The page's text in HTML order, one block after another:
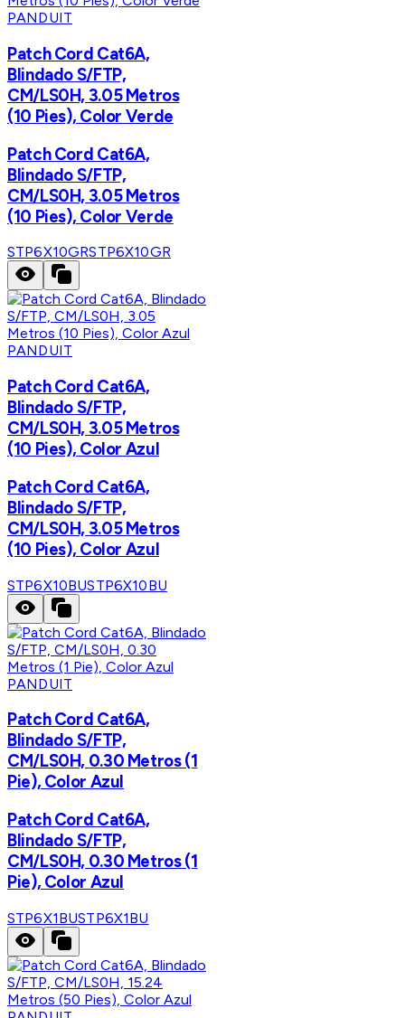
PANDUIT
Patch Cord Cat6A,
Blindado S/FTP,
CM/LS0H, 3.05 Metros
(10 Pies), Color Verde
Patch Cord Cat6A,
Blindado S/FTP,
CM/LS0H, 3.05 Metros
(10 Pies), Color Verde
STP6X10GRSTP6X10GR
PANDUIT
Patch Cord Cat6A,
Blindado S/FTP,
CM/LS0H, 3.05 Metros
(10 Pies), Color Azul
Patch Cord Cat6A,
Blindado S/FTP,
CM/LS0H, 3.05 Metros
(10 Pies), Color Azul
STP6X10BUSTP6X10BU
PANDUIT
Patch Cord Cat6A,
Blindado S/FTP,
CM/LS0H, 0.30 Metros (1
Pie), Color Azul
Patch Cord Cat6A,
Blindado S/FTP,
CM/LS0H, 0.30 Metros (1
Pie), Color Azul
STP6X1BUSTP6X1BU